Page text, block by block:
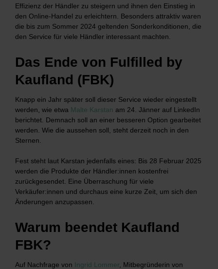
Effizienz der Händler zu steigern und ihnen den Einstieg in
den Online-Handel zu erleichtern. Besonders attraktiv waren
die bis zum Sommer 2024 geltenden Sonderkonditionen, die
den Service für viele Händler interessant machten.
Das Ende von Fulfilled by
Kaufland (FBK)
Knapp ein Jahr später soll dieser Service wieder eingestellt
werden, wie etwa Malte Karstan am 24. Jänner auf LinkedIn
berichtet. Demnach soll an einer besseren Option gearbeitet
werden. Wie die aussehen soll, steht derzeit noch in den
Sternen.
Fest steht laut Karstan jedenfalls eines: Bis 28 Februar 2025
werden die Produkte der Händler:innen kostenfrei
zurückgesendet. Eine Überraschung für viele
Verkäufer:innen und durchaus eine kurze Zeit, um sich den
Änderungen anzupassen.
Warum beendet Kaufland
FBK?
Auf Nachfrage von Ingrid Lommer , Mitbegründerin von